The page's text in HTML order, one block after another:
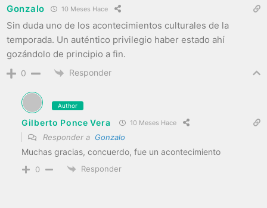
Gonzalo 10 Meses Hace
Sin duda uno de los acontecimientos culturales de la
temporada. Un auténtico privilegio haber estado ahí
gozándolo de principio a fin.
0 Responder
Author
Gilberto Ponce Vera 10 Meses Hace
Responder a Gonzalo
Muchas gracias, concuerdo, fue un acontecimiento
0 Responder